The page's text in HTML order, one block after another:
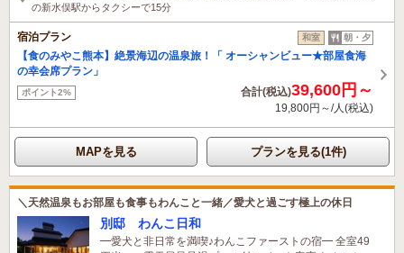
の新水俣駅からタクシーで15分
宿泊プラン 和室 朝・夕
【食のみやこ熊本】絶景海辺の温泉旅！「 オーシャンビュー★部屋食海
の幸会席プラン」
ポイント2% 合計(税込)39,600円～
19,800円～/人(税込)
MAPを見る プランを見る(1件)
＼天然温泉もお部屋も食事もわんこと一緒／愛犬と過ごす極上の休日
別邸 わんこ日和
━愛犬と非日常を満喫♪わんこファーストの宿━ 全室49